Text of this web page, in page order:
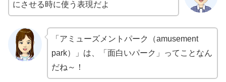
にさせる時に使う表現だよ
「アミューズメントパーク（amusement
park）」は、「面白いパーク」ってことなん
だね～！